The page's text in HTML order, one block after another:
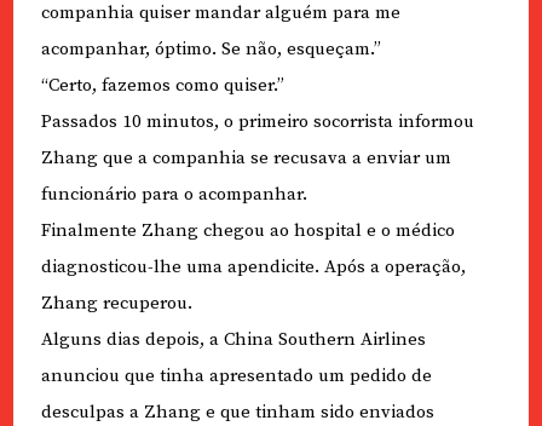
companhia quiser mandar alguém para me
acompanhar, óptimo. Se não, esqueçam.”
“Certo, fazemos como quiser.”
Passados 10 minutos, o primeiro socorrista informou
Zhang que a companhia se recusava a enviar um
funcionário para o acompanhar.
Finalmente Zhang chegou ao hospital e o médico
diagnosticou-lhe uma apendicite. Após a operação,
Zhang recuperou.
Alguns dias depois, a China Southern Airlines
anunciou que tinha apresentado um pedido de
desculpas a Zhang e que tinham sido enviados